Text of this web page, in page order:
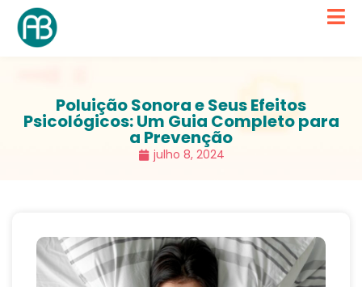
Poluição Sonora e Seus Efeitos
Psicológicos: Um Guia Completo para
a Prevenção
julho 8, 2024